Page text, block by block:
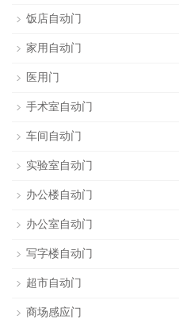
饭店自动门
家用自动门
医用门
手术室自动门
车间自动门
实验室自动门
办公楼自动门
办公室自动门
写字楼自动门
超市自动门
商场感应门